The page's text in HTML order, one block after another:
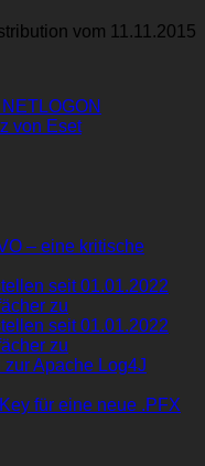
vom 11.11.2015
von Eset
– eine kritische
seit 01.01.2022
zu
seit 01.01.2022
zu
Apache Log4J
für eine neue .PFX